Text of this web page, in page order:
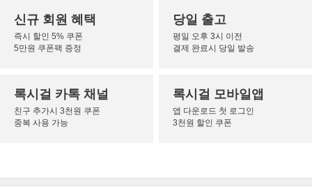
신규 회원 혜택
즉시 할인 5% 쿠폰
5만원 쿠폰팩 증정
당일 출고
평일 오후 3시 이전
결제 완료시 당일 발송
록시걸 카톡 채널
친구 추가시 3천원 쿠폰
중복 사용 가능
록시걸 모바일앱
앱 다운로드 첫 로그인
3천원 할인 쿠폰